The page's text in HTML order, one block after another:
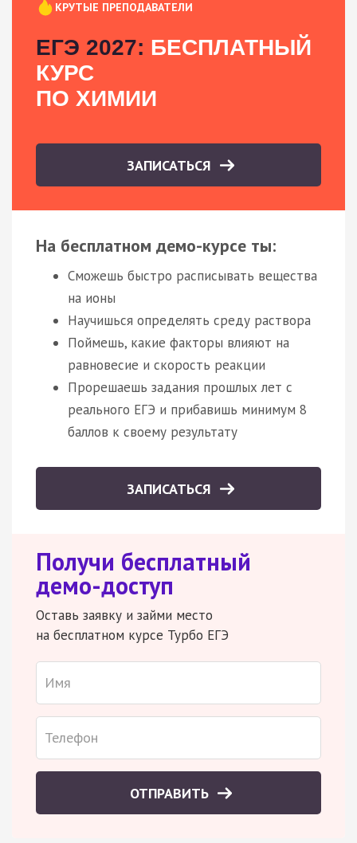
КРУТЫЕ ПРЕПОДАВАТЕЛИ
ЕГЭ 2027: БЕСПЛАТНЫЙ
КУРС
ПО ХИМИИ
ЗАПИСАТЬСЯ
На бесплатном демо-курсе ты:
Сможешь быстро расписывать вещества
на ионы
Научишься определять среду раствора
Поймешь, какие факторы влияют на
равновесие и скорость реакции
Прорешаешь задания прошлых лет с
реального ЕГЭ и прибавишь минимум 8
баллов к своему результату
ЗАПИСАТЬСЯ
Получи бесплатный
демо-доступ
Оставь заявку и займи место
на бесплатном курсе Турбо ЕГЭ
ОТПРАВИТЬ